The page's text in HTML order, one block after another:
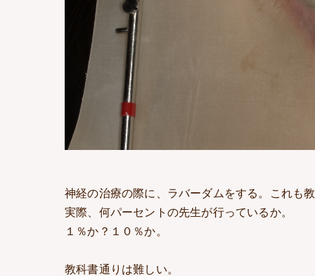
神経の治療の際に、ラバーダムをする。これも
実際、何パーセントの先生が行っているか。
１％か？１０％か。
教科書通りは難しい。